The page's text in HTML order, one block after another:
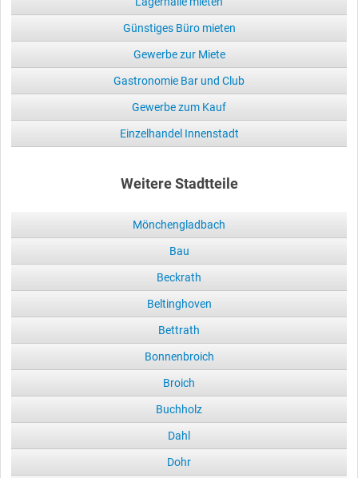
Günstiges Büro mieten
Gewerbe zur Miete
Gastronomie Bar und Club
Gewerbe zum Kauf
Einzelhandel Innenstadt
Weitere Stadtteile
Mönchengladbach
Bau
Beckrath
Beltinghoven
Bettrath
Bonnenbroich
Broich
Buchholz
Dahl
Dohr